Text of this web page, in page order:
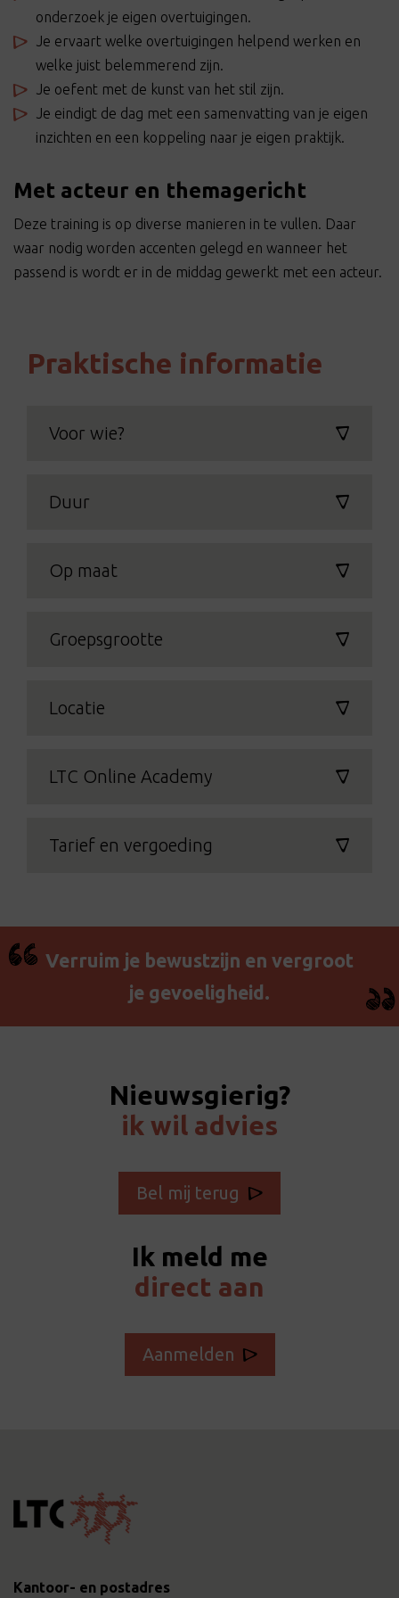
onderzoek je eigen overtuigingen.
Je ervaart welke overtuigingen helpend werken en
welke juist belemmerend zijn.
Je oefent met de kunst van het stil zijn.
Je eindigt de dag met een samenvatting van je eigen
inzichten en een koppeling naar je eigen praktijk.
Met acteur en themagericht
Deze training is op diverse manieren in te vullen. Daar
waar nodig worden accenten gelegd en wanneer het
passend is wordt er in de middag gewerkt met een acteur.
Praktische informatie
Voor wie?
Duur
Op maat
Groepsgrootte
Locatie
LTC Online Academy
Tarief en vergoeding
Verruim je bewustzijn en vergroot
je gevoeligheid.
Nieuwsgierig?
ik wil advies
Bel mij terug
Ik meld me
direct aan
Aanmelden
Kantoor- en postadres